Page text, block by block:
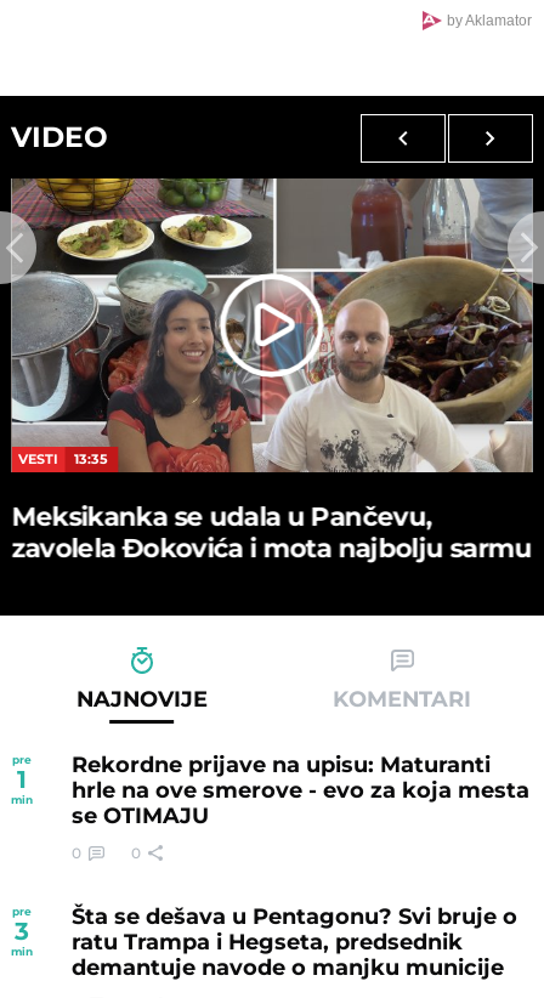
by Aklamator
VIDEO
VESTI 13:35
Meksikanka se udala u Pančevu,
zavolela Đokovića i mota najbolju sarmu
NAJNOVIJE KOMENTARI
pre
1
min
Rekordne prijave na upisu: Maturanti
hrle na ove smerove - evo za koja mesta
se OTIMAJU
0 0
pre
3
min
Šta se dešava u Pentagonu? Svi bruje o
ratu Trampa i Hegseta, predsednik
demantuje navode o manjku municije